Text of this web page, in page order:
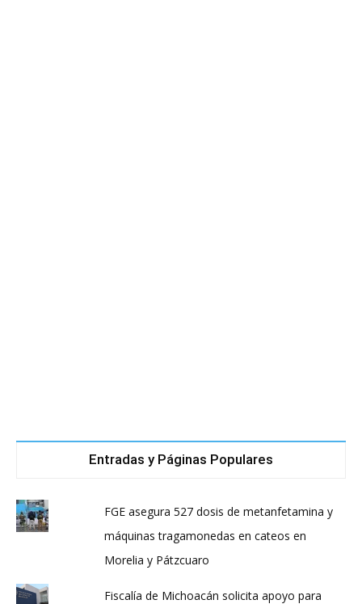
Entradas y Páginas Populares
FGE asegura 527 dosis de metanfetamina y
máquinas tragamonedas en cateos en
Morelia y Pátzcuaro
Fiscalía de Michoacán solicita apoyo para